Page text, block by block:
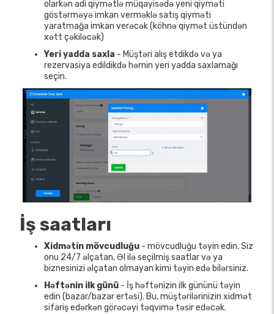
olarkən adi qiymətlə müqayisədə yeni qiyməti
göstərməyə imkan verməklə satış qiyməti
yaratmağa imkan verəcək (köhnə qiymət üstündən
xətt çəkiləcək)
Yeri yadda saxla - Müştəri alış etdikdə və ya
rezervasiya edildikdə həmin yeri yadda saxlamağı
seçin.
İş saatları
Xidmətin mövcudluğu - mövcudluğu təyin edin. Siz
onu 24/7 əlçatan, Əl ilə seçilmiş saatlar və ya
biznesinizi əlçatan olmayan kimi təyin edə bilərsiniz.
Həftənin ilk günü - İş həftənizin ilk gününü təyin
edin (bazar/bazar ertəsi). Bu, müştərilərinizin xidmət
sifariş edərkən görəcəyi təqvimə təsir edəcək.